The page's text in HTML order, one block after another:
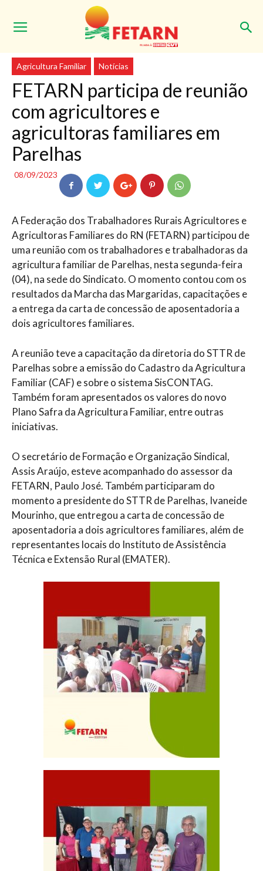
Agricultura Familiar Notícias
FETARN participa de reunião
com agricultores e
agricultoras familiares em
Parelhas
08/09/2023
A Federação dos Trabalhadores Rurais Agricultores e
Agricultoras Familiares do RN (FETARN) participou de
uma reunião com os trabalhadores e trabalhadoras da
agricultura familiar de Parelhas, nesta segunda-feira
(04), na sede do Sindicato. O momento contou com os
resultados da Marcha das Margaridas, capacitações e
a entrega da carta de concessão de aposentadoria a
dois agricultores familiares.
A reunião teve a capacitação da diretoria do STTR de
Parelhas sobre a emissão do Cadastro da Agricultura
Familiar (CAF) e sobre o sistema SisCONTAG.
Também foram apresentados os valores do novo
Plano Safra da Agricultura Familiar, entre outras
iniciativas.
O secretário de Formação e Organização Sindical,
Assis Araújo, esteve acompanhado do assessor da
FETARN, Paulo José. Também participaram do
momento a presidente do STTR de Parelhas, Ivaneide
Mourinho, que entregou a carta de concessão de
aposentadoria a dois agricultores familiares, além de
representantes locais do Instituto de Assistência
Técnica e Extensão Rural (EMATER).